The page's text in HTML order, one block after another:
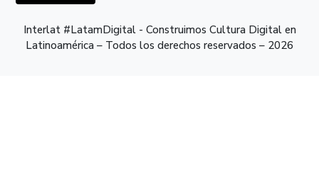
Interlat #LatamDigital - Construimos Cultura Digital en
Latinoamérica – Todos los derechos reservados – 2026